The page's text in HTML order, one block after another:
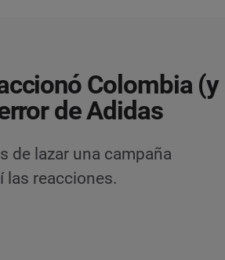
Colombia
de Adidas
de lazar una campaña
las reacciones.